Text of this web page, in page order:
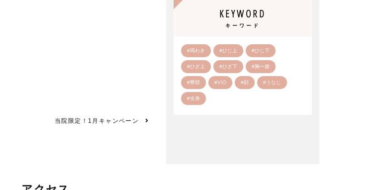
当院限定！1月キャンペーン
KEYWORD
キーワード
#両わき #ひじ上 #ひじ下
#ひざ上 #ひざ下 #胸〜腹
#臀部 #VIO #顔 #うなじ
#全身